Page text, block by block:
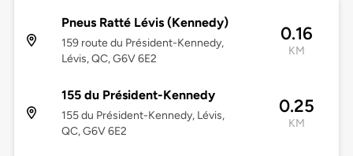
Pneus Ratté Lévis (Kennedy)
159 route du Président-Kennedy,
Lévis, QC, G6V 6E2
0.16
KM
155 du Président-Kennedy
155 du Président-Kennedy, Lévis,
QC, G6V 6E2
0.25
KM